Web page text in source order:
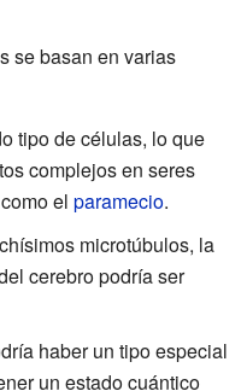
se basan en varias
tipo de células, lo que
complejos en seres
el paramecio.
microtúbulos, la
cerebro podría ser
haber un tipo especial
un estado cuántico